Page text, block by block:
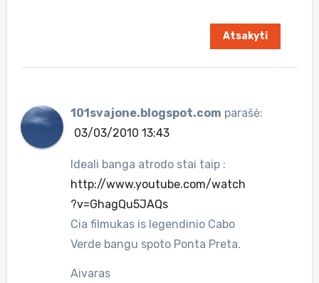
Atsakyti
101svajone.blogspot.com parašė:
03/03/2010 13:43
Ideali banga atrodo stai taip :
http://www.youtube.com/watch
?v=GhagQu5JAQs
Cia filmukas is legendinio Cabo
Verde bangu spoto Ponta Preta.
Aivaras